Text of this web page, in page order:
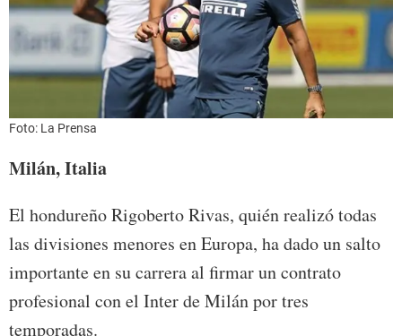
Foto: La Prensa
Milán, Italia
El hondureño Rigoberto Rivas, quién realizó todas
las divisiones menores en Europa, ha dado un salto
importante en su carrera al firmar un contrato
profesional con el Inter de Milán por tres
temporadas.